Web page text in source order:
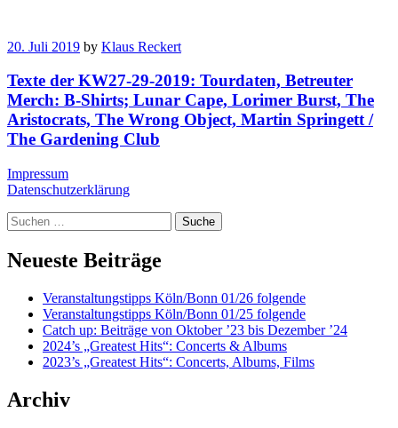
20. Juli 2019 by Klaus Reckert
Texte der KW27-29-2019: Tourdaten, Betreuter
Merch: B-Shirts; Lunar Cape, Lorimer Burst, The
Aristocrats, The Wrong Object, Martin Springett /
The Gardening Club
Impressum
Datenschutzerklärung
Suche
Neueste Beiträge
Veranstaltungstipps Köln/Bonn 01/26 folgende
Veranstaltungstipps Köln/Bonn 01/25 folgende
Catch up: Beiträge von Oktober ’23 bis Dezember ’24
2024’s „Greatest Hits“: Concerts & Albums
2023’s „Greatest Hits“: Concerts, Albums, Films
Archiv